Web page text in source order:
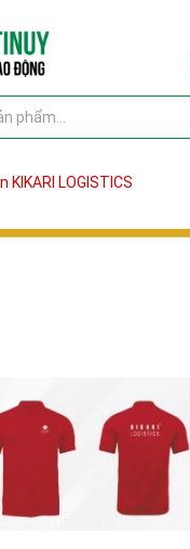
KIKARI LOGISTICS